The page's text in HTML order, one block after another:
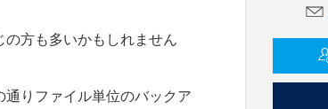
方も多いかもしれません
りファイル単位のバックア